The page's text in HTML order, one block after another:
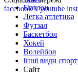
facebookxyoutube
Біатлон
Легка атлетика
Футзал
Баскетбол
Хокей
Волейбол
Інші види
Сайт